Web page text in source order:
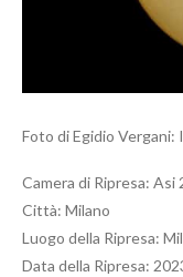
Foto di Egidio Vergani:
Camera di Ripresa: Asi
Città: Milano
Luogo della Ripresa:
Data della Ripresa: